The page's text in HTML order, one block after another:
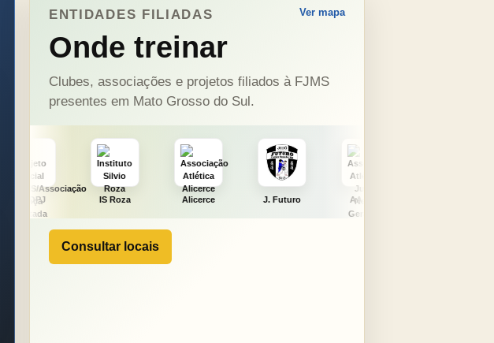
ENTIDADES FILIADAS
Onde treinar
Ver mapa
Clubes, associações e projetos filiados à FJMS
presentes em Mato Grosso do Sul.
IS Roza Alicerce J. Futuro AAJNG TSURU
Consultar locais